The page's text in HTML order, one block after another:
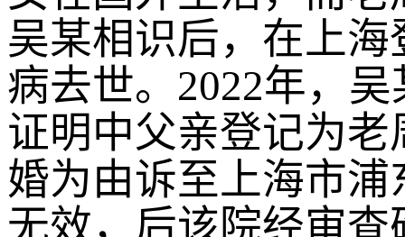
吴某相识后，在上海
病去世。2022年，
证明中父亲登记为
婚为由诉至上海市
无效，后该院经审